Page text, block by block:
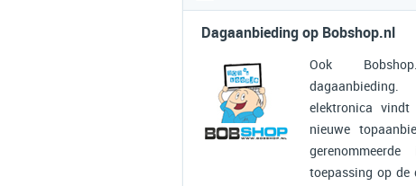
Dagaanbieding op Bobshop.nl
Ook
elektronica
nieuwe
toepassing op de